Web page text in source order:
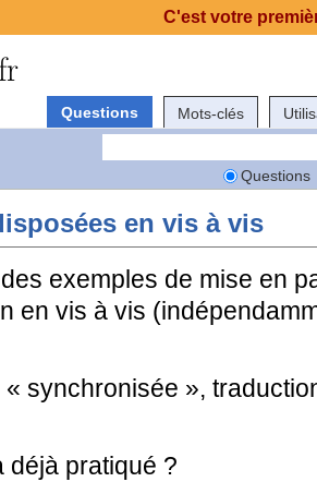
Questions Mots-clés
Questions
en vis à vis
exemples de mise en
en vis à vis
synchronisée »,
déjà pratiqué ?
C'est votre